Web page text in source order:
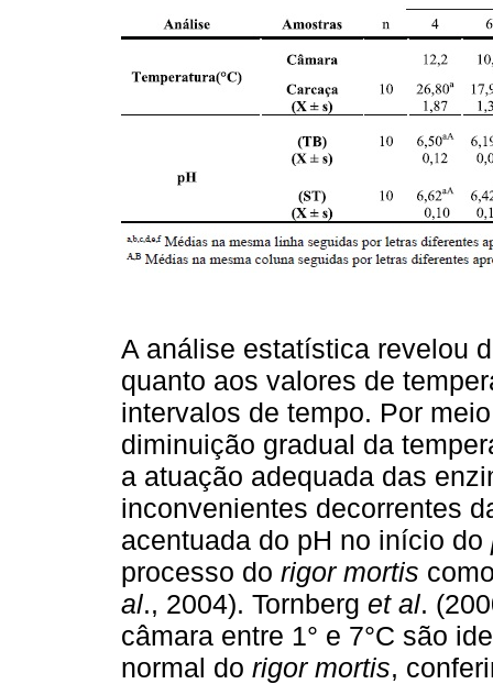
A análise estatística revelou
quanto aos valores de
intervalos de tempo. Por
diminuição gradual da
a atuação adequada das
inconvenientes decorrentes
acentuada do pH no início do
processo do rigor mortis
al., 2004). Tornberg et al.
câmara entre 1° e 7°C são
normal do rigor mortis,